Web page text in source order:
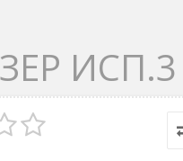
ИСП.3